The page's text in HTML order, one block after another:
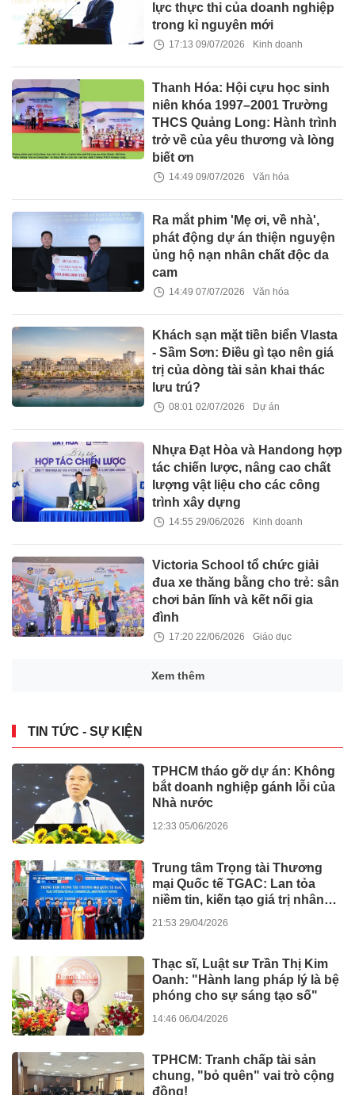
lực thực thi của doanh nghiệp
trong kỉ nguyên mới
17:13 09/07/2026 Kinh doanh
Thanh Hóa: Hội cựu học sinh
niên khóa 1997–2001 Trường
THCS Quảng Long: Hành trình
trở về của yêu thương và lòng
biết ơn
14:49 09/07/2026 Văn hóa
Ra mắt phim 'Mẹ ơi, về nhà',
phát động dự án thiện nguyện
ủng hộ nạn nhân chất độc da
cam
14:49 07/07/2026 Văn hóa
Khách sạn mặt tiền biển Vlasta
- Sầm Sơn: Điều gì tạo nên giá
trị của dòng tài sản khai thác
lưu trú?
08:01 02/07/2026 Dự án
Nhựa Đạt Hòa và Handong hợp
tác chiến lược, nâng cao chất
lượng vật liệu cho các công
trình xây dựng
14:55 29/06/2026 Kinh doanh
Victoria School tổ chức giải
đua xe thăng bằng cho trẻ: sân
chơi bản lĩnh và kết nối gia
đình
17:20 22/06/2026 Giáo dục
Alan Walker bắt tay cùng
Disneyland Japan Hay
Đến Giải Trí Hấp Dẫn Nhất Khi
15:30 22/06/2026 Du lịch
Người trẻ định hình lại thói
quen hưởng thụ kì nghỉ và
18:02 15/06/2026 Kinh doanh
PHD Health Sciences: Cột mốc
09:00 09/06/2026 Kinh doanh